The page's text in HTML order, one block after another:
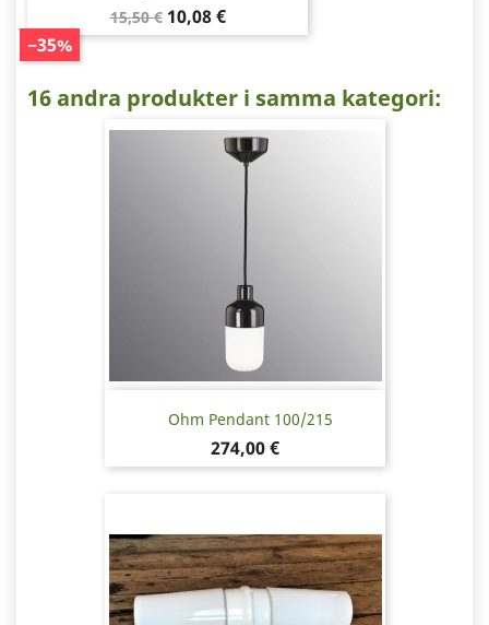
Baspris
15,50 €
−35%
Pris
10,08 €
16 andra produkter i samma kategori:
Ohm Pendant 100/215
Pris
274,00 €